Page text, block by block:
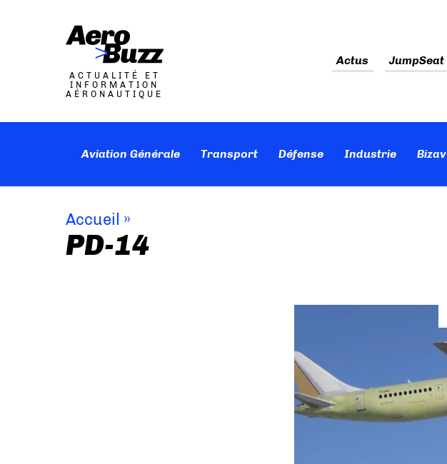
ACTUALITÉ ET
INFORMATION
AÉRONAUTIQUE
Actus JumpSeat
Aviation Générale Transport Défense Industrie Bizav
Accueil »
PD-14